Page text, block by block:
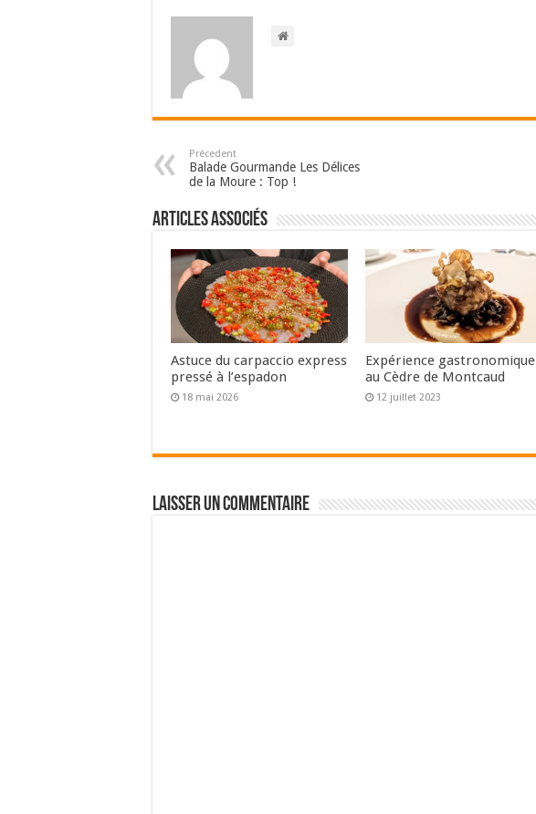
Précedent
Balade Gourmande Les Délices
de la Moure : Top !
Articles associés
Astuce du carpaccio express
pressé à l’espadon
18 mai 2026
Expérience gastronomique
au Cèdre de Montcaud
12 juillet 2023
Laisser un commentaire